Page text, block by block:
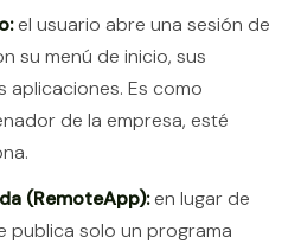
el usuario abre una sesión de
su menú de inicio, sus
aplicaciones. Es como
de la empresa, esté
(RemoteApp):en lugar de
publica solo un programa